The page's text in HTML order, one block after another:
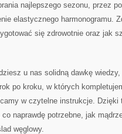
najlepszego sezonu, przez
elastycznego harmonogramu.
się zdrowotnie oraz jak
u nas solidną dawkę
po kroku, w których
w czytelne instrukcje. Dzięki
naprawdę potrzebne, jak
węglowy.